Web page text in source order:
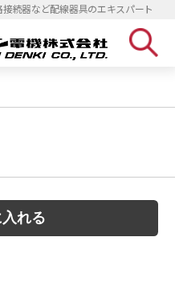
続器など配線器具のエキスパート